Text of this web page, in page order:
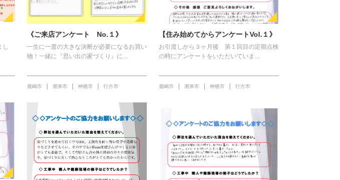
し
《ご来店アンケート No.１》
一生に一度の大きな決断が必要になるお買い
物！一緒に『思い出の家づくり』に…
鹿嶋市 潮来市 神栖市 行方市
【住み始めてからアンケートVol.１》
お引渡しから３ヶ月後 第１回目の定期点検
の時にアンケートをいただいていま…
鹿嶋市 潮来市 神栖市 行方市